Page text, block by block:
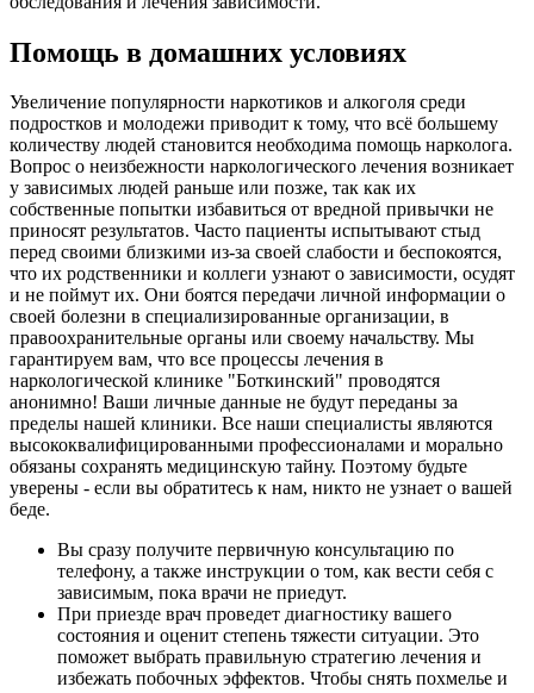
Помощь в домашних условиях
Увеличение популярности наркотиков и алкоголя среди
подростков и молодежи приводит к тому, что всё большему
количеству людей становится необходима помощь нарколога.
Вопрос о неизбежности наркологического лечения возникает
у зависимых людей раньше или позже, так как их
собственные попытки избавиться от вредной привычки не
приносят результатов. Часто пациенты испытывают стыд
перед своими близкими из-за своей слабости и беспокоятся,
что их родственники и коллеги узнают о зависимости, осудят
и не поймут их. Они боятся передачи личной информации о
своей болезни в специализированные организации, в
правоохранительные органы или своему начальству. Мы
гарантируем вам, что все процессы лечения в
наркологической клинике "Боткинский" проводятся
анонимно! Ваши личные данные не будут переданы за
пределы нашей клиники. Все наши специалисты являются
высококвалифицированными профессионалами и морально
обязаны сохранять медицинскую тайну. Поэтому будьте
уверены - если вы обратитесь к нам, никто не узнает о вашей
беде.
Вы сразу получите первичную консультацию по
телефону, а также инструкции о том, как вести себя с
зависимым, пока врачи не приедут.
При приезде врач проведет диагностику вашего
состояния и оценит степень тяжести ситуации. Это
поможет выбрать правильную стратегию лечения и
избежать побочных эффектов. Чтобы снять похмелье и